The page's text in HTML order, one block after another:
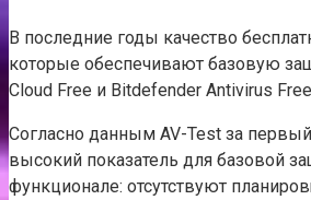
В последние годы качество
которые обеспечивают базовую
Cloud Free и Bitdefender Antivirus
Согласно данным AV-Test за
высокий показатель для базовой
функционале: отсутствуют